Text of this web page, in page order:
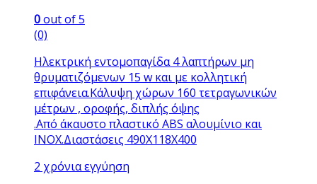
0out of 5
(0)
Ηλεκτρική εντομοπαγίδα 4 λαπτήρων μη
θρυματιζόμενων 15 w και με κολλητική
επιφάνεια.Κάλυψη χώρων 160 τετραγωνικών
μέτρων , οροφής, διπλής όψης
.Από άκαυστο πλαστικό ABS αλουμίνιο και
INOX.Διαστάσεις 490X118X400
2 χρόνια εγγύηση